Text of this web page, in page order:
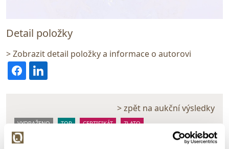
Detail položky
> Zobrazit detail položky a informace o autorovi
> zpět na aukční výsledky
VYDRAŽENO TOP CERTIFIKÁT ZLATO
..